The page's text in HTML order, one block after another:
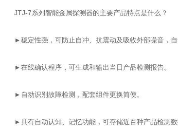
JTJ-7系列智能金属探测器的主要产品特点是什么？
►稳定性强，可防止自冲、抗震动及吸收外部噪音，自
►在线确认程序，可生成和输出当日产品检测报告。
►自动识别故障检测，配套组件更换简便。
►具有自动认知、记忆功能，可存储近百种产品检测数